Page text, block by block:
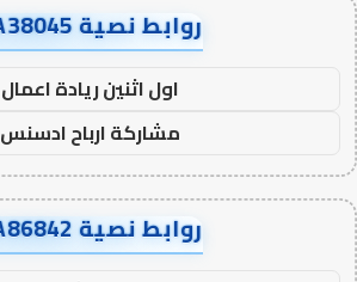
روابط نصية AA38045
اول اثنين ريادة اعمال
مشاركة ارباح ادسنس
روابط نصية AA86842